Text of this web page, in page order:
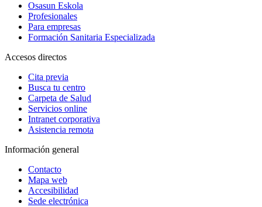
Osasun Eskola
Profesionales
Para empresas
Formación Sanitaria Especializada
Accesos directos
Cita previa
Busca tu centro
Carpeta de Salud
Servicios online
Intranet corporativa
Asistencia remota
Información general
Contacto
Mapa web
Accesibilidad
Sede electrónica